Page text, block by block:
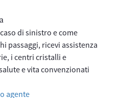
di sinistro e come
passaggi, ricevi assistenza
i centri cristalli e
e vita convenzionati
agente